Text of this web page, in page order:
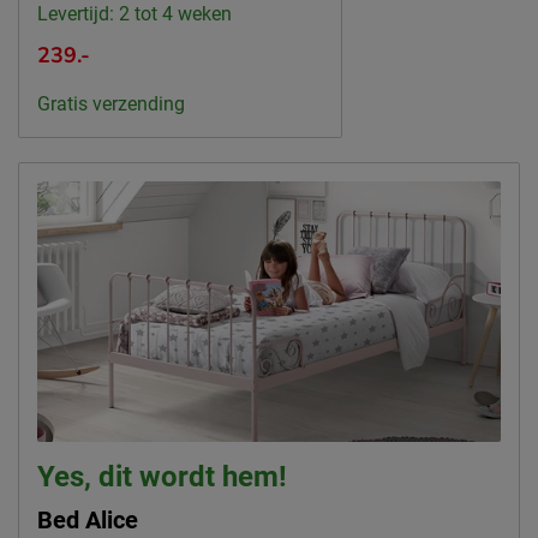
Leveranciersinformatie
Naam
Locatie
8710, Wielsbeke, België
Emailadres
sales@vipack.be
Levertijd: 2 tot 4 weken
239.-
Gratis verzending
Yes, dit wordt hem!
Bed Alice